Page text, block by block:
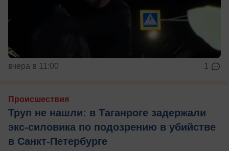
вчера в 11:00 1
Происшествия
Труп не нашли: в Таганроге задержали
экс-силовика по подозрению в убийстве
в Санкт-Петербурге